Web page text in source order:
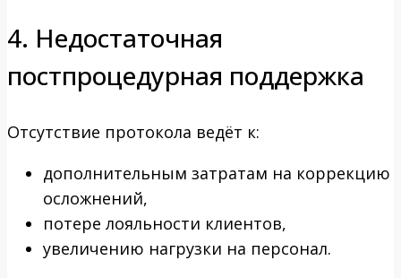
4. Недостаточная
постпроцедурная поддержка
Отсутствие протокола ведёт к:
дополнительным затратам на коррекцию
осложнений,
потере лояльности клиентов,
увеличению нагрузки на персонал.